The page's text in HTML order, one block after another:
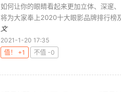
如何让你的眼睛看起来更加立体、深邃
将为大家奉上2020十大眼影品牌排行榜
文
2021-1-20 17:35
值！ +1
不值 -0